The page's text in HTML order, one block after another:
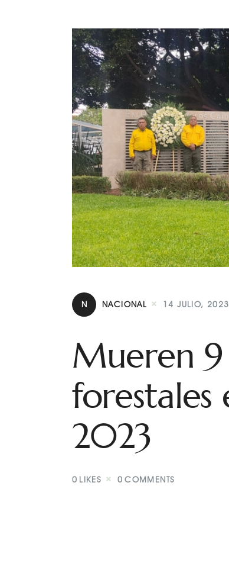
N NACIONAL 14 JULIO, 2023
Mueren
forestales
2023
0 LIKES 0 COMMENTS